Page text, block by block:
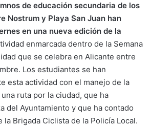
at
s
A
p
p
e
gr
a
m
m
p
ar
tir
de educación secundaria de los
Nostrum y Playa San Juan han
en una nueva edición de la
enmarcada dentro de la Semana
que se celebra en Alicante entre
Los estudiantes se han
esta actividad con el manejo de la
ruta por la ciudad, que ha
del Ayuntamiento y que ha contado
la Brigada Ciclista de la Policía Local.